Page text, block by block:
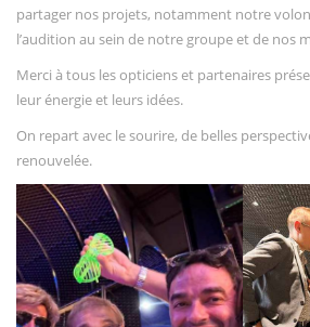
partager nos projets, notamment notre
l’audition au sein de notre groupe et de nos
Merci à tous les opticiens et partenaires
leur énergie et leurs idées.
On repart avec le sourire, de belles
renouvelée.